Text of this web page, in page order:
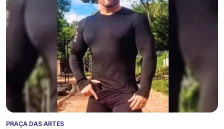
PRAÇA DAS ARTES